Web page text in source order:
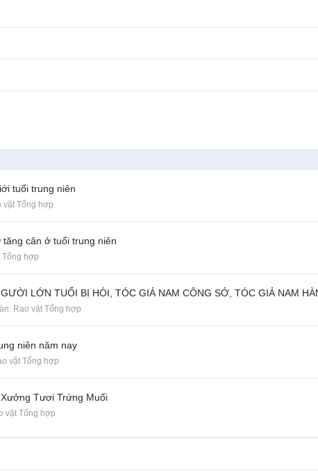
tuổi trung niên
vặt Tổng hợp
cân ở tuổi trung niên
Tổng hợp
LỚN TUỔI BỊ HÓI, TÓC GIẢ NAM CÔNG SỞ, TÓC GIẢ NAM
Rao vặt Tổng hợp
niên năm nay
vặt Tổng hợp
Tươi Trứng Muối
vặt Tổng hợp